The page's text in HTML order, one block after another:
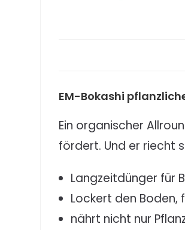
EM-Bokashi
Ein organischer
fördert. Und er riecht
Langzeitdünger für
Lockert den
nährt nicht nur